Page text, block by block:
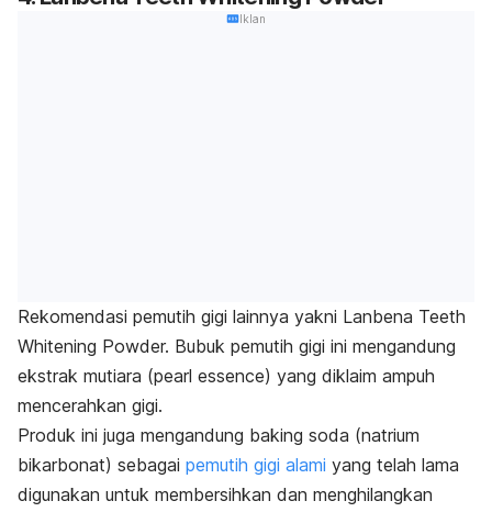
Iklan
Rekomendasi pemutih gigi lainnya yakni Lanbena Teeth
Whitening Powder. Bubuk pemutih gigi ini mengandung
ekstrak mutiara (pearl essence) yang diklaim ampuh
mencerahkan gigi.
Produk ini juga mengandung baking soda (natrium
bikarbonat) sebagai pemutih gigi alami yang telah lama
digunakan untuk membersihkan dan menghilangkan